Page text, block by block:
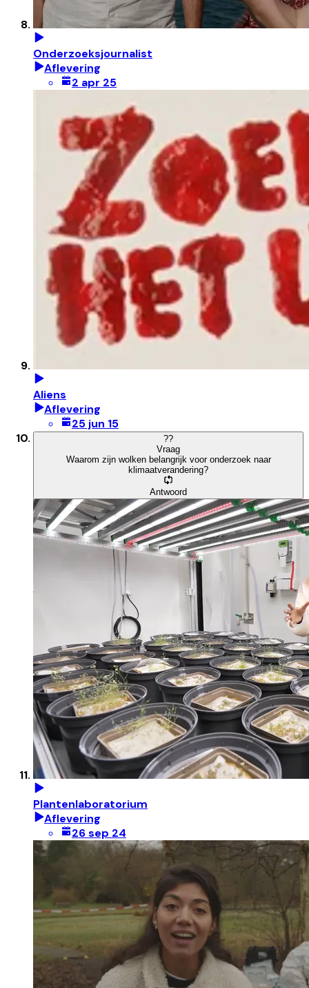
Onderzoeksjournalist
Aflevering
2 apr 25
Aliens
Aflevering
25 jun 15
??
Vraag
Waarom zijn wolken belangrijk voor onderzoek naar
klimaatverandering?
Antwoord
Plantenlaboratorium
Aflevering
26 sep 24